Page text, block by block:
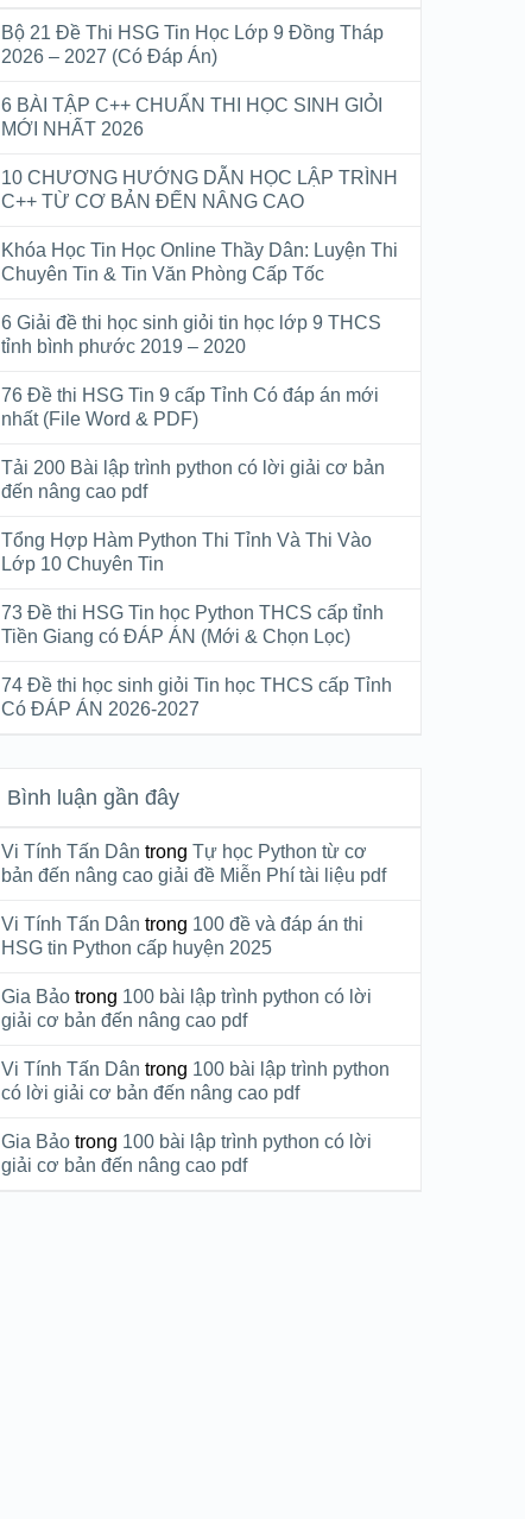
Bộ 21 Đề Thi HSG Tin Học Lớp 9 Đồng Tháp
2026 – 2027 (Có Đáp Án)
6 BÀI TẬP C++ CHUẨN THI HỌC SINH GIỎI
MỚI NHẤT 2026
10 CHƯƠNG HƯỚNG DẪN HỌC LẬP TRÌNH
C++ TỪ CƠ BẢN ĐẾN NÂNG CAO
Khóa Học Tin Học Online Thầy Dân: Luyện Thi
Chuyên Tin & Tin Văn Phòng Cấp Tốc
6 Giải đề thi học sinh giỏi tin học lớp 9 THCS
tỉnh bình phước 2019 – 2020
76 Đề thi HSG Tin 9 cấp Tỉnh Có đáp án mới
nhất (File Word & PDF)
Tải 200 Bài lập trình python có lời giải cơ bản
đến nâng cao pdf
Tổng Hợp Hàm Python Thi Tỉnh Và Thi Vào
Lớp 10 Chuyên Tin
73 Đề thi HSG Tin học Python THCS cấp tỉnh
Tiền Giang có ĐÁP ÁN (Mới & Chọn Lọc)
74 Đề thi học sinh giỏi Tin học THCS cấp Tỉnh
Có ĐÁP ÁN 2026-2027
Bình luận gần đây
Vi Tính Tấn Dân trongTự học Python từ cơ
bản đến nâng cao giải đề Miễn Phí tài liệu pdf
Vi Tính Tấn Dân trong 100 đề và đáp án thi
HSG tin Python cấp huyện 2025
Gia Bảo trong 100 bài lập trình python có lời
giải cơ bản đến nâng cao pdf
Vi Tính Tấn Dân trong 100 bài lập trình python
có lời giải cơ bản đến nâng cao pdf
Gia Bảo trong 100 bài lập trình python có lời
giải cơ bản đến nâng cao pdf